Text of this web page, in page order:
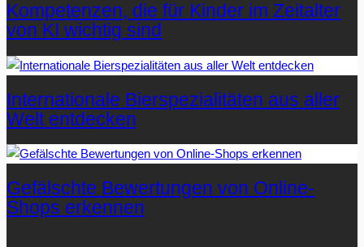
Kompetenzen, die für Kinder im Zeitalter
von KI wichtig sind
Internationale Bierspezialitäten aus aller
Welt entdecken
Gefälschte Bewertungen von Online-
Shops erkennen